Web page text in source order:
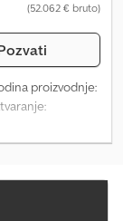
(52.062 € bruto)
proizvodnje:
l/min
200 bara,